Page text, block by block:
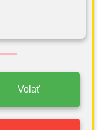
Volať